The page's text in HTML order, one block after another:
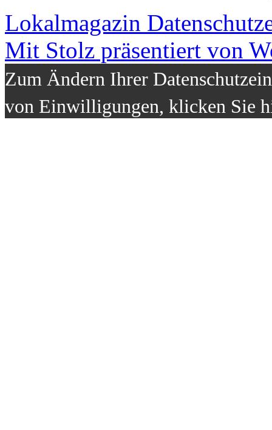
Lokalmagazin
Mit Stolz präsentiert von
Zum Ändern Ihrer
von Einwilligungen, klicken Sie